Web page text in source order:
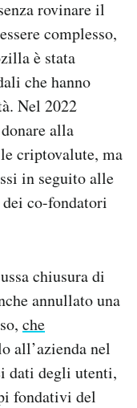
rovinare il
complesso,
è stata
che hanno
Nel 2022
alla
criptovalute, ma
in seguito alle
co-fondatori
chiusura di
annullato una
che
all’azienda nel
dati degli utenti,
fondativi del